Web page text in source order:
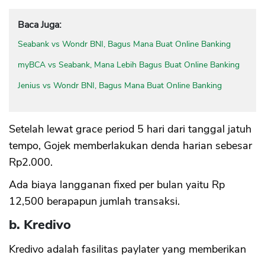
Baca Juga:
Seabank vs Wondr BNI, Bagus Mana Buat Online Banking
myBCA vs Seabank, Mana Lebih Bagus Buat Online Banking
Jenius vs Wondr BNI, Bagus Mana Buat Online Banking
Setelah lewat grace period 5 hari dari tanggal jatuh
tempo, Gojek memberlakukan denda harian sebesar
Rp2.000.
Ada biaya langganan fixed per bulan yaitu Rp
12,500 berapapun jumlah transaksi.
b. Kredivo
Kredivo adalah fasilitas paylater yang memberikan